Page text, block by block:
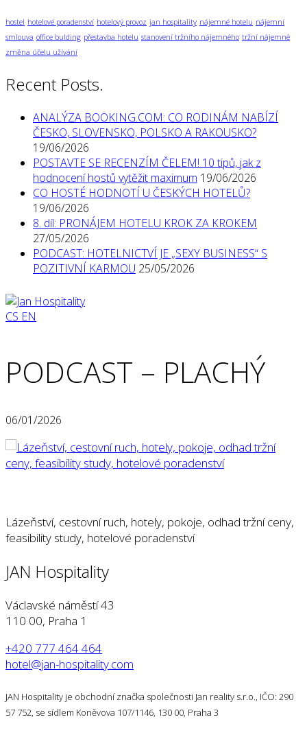
hostel hotelové poradenství hotelový provoz jan hospitality nájemné hotelu nájemní
smlouva office bulding přestavba hotelu stanovení tržního nájemného tržní nájemné
změna účelu užívání
Recent Posts.
ANALÝZA BOOKING.COM: CO RODINÁM NABÍZÍ
ČESKO, SLOVENSKO, POLSKO A RAKOUSKO?
19/06/2026
POSTAVTE SE RECENZÍM ČELEM! 10 tipů, jak z
hodnocení hostů vytěžit maximum 19/06/2026
CO HOSTÉ HODNOTÍ U ČESKÝCH HOTELŮ?
19/06/2026
8. díl: PRONÁJEM HOTELU KROK ZA KROKEM
27/05/2026
PODCAST: HOTELNICTVÍ JE „SEXY BUSINESS“ S
POZITIVNÍ KARMOU 25/05/2026
CS EN
PODCAST – PLACHÝ
06/01/2026
Lázeňství, cestovní ruch, hotely, pokoje, odhad tržní ceny,
feasibility study, hotelové poradenství
JAN Hospitality
Václavské náměstí 43
110 00, Praha 1
+420 777 464 464
hotel@jan-hospitality.com
JAN Hospitality je obchodní značka společnosti Jan reality s.r.o., IČO: 290
57 752, se sídlem Koněvova 107/1146, 130 00, Praha 3